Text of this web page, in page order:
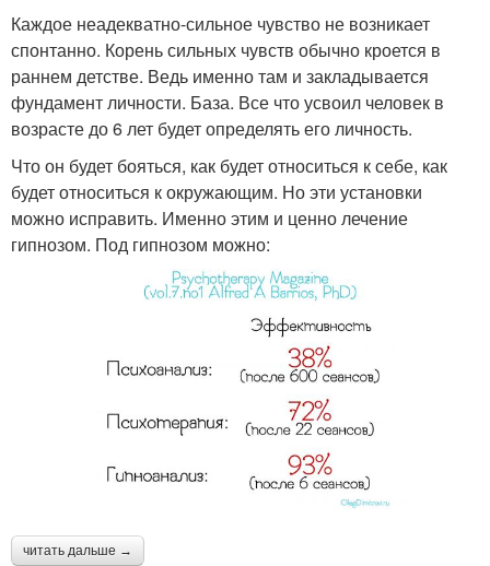
Каждое неадекватно-сильное чувство не возникает
спонтанно. Корень сильных чувств обычно кроется в
раннем детстве. Ведь именно там и закладывается
фундамент личности. База. Все что усвоил человек в
возрасте до 6 лет будет определять его личность.
Что он будет бояться, как будет относиться к себе, как
будет относиться к окружающим. Но эти установки
можно исправить. Именно этим и ценно лечение
гипнозом. Под гипнозом можно:
читать дальше →